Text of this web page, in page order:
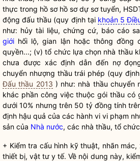
thực trong hồ sơ hồ sơ dự sơ tuyển,
động đấu thầu (quy định tại khoản 5
như: hủy tài liệu, chứng cứ, báo cáo
giới hối lộ, gian lận hoặc thông đồng
quyền...; (v) tổ chức lựa chọn nhà thầu
chưa được xác định dẫn đến nợ
chuyển nhượng thầu trái phép (quy
Đấu thầu 2013 ) như: nhà thầu chuyển
khác phần công việc thuộc gói thầu có
dưới 10% nhưng trên 50 tỷ đồng tính
định hậu quả của các hành vi vi phạm
sản của Nhà nước, các nhà thầu, tổ
+ Kiểm tra cấu hình kỹ thuật, nhãn
thiết bị, vật tư y tế. Về nội dung này,